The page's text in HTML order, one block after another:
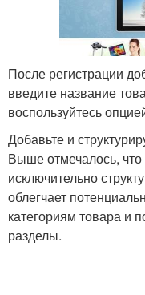
После регистрации
введите название
воспользуйтесь
Добавьте и
Выше отмечалось,
исключительно
облегчает
категориям товара и
разделы.